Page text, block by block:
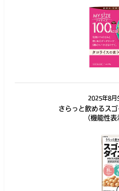
2025年8月
さらっと飲めるス
（機能性表